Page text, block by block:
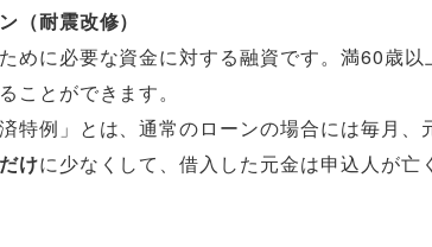
（耐震改修）
めに必要な資金に対する融資です。満60歳
ことができます。
特例」とは、通常のローンの場合には毎月
けに少なくして、借入した元金は申込人が亡